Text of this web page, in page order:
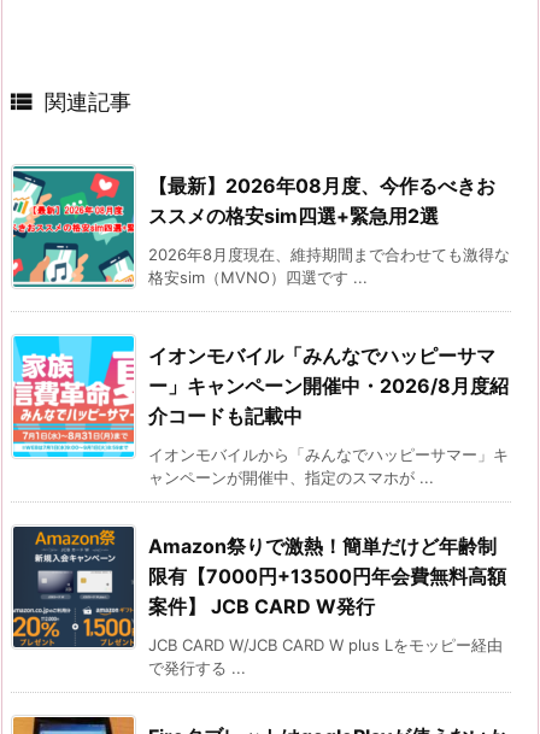
 関連記事
【最新】2026年08月度、今作るべきお
ススメの格安sim四選+緊急用2選
2026年8月度現在、維持期間まで合わせても激得な
格安sim（MVNO）四選です ...
イオンモバイル「みんなでハッピーサマ
ー」キャンペーン開催中・2026/8月度紹
介コードも記載中
イオンモバイルから「みんなでハッピーサマー」キ
ャンペーンが開催中、指定のスマホが ...
Amazon祭りで激熱！簡単だけど年齢制
限有【7000円+13500円年会費無料高額
案件】 JCB CARD W発行
JCB CARD W/JCB CARD W plus Lをモッピー経由
で発行する ...